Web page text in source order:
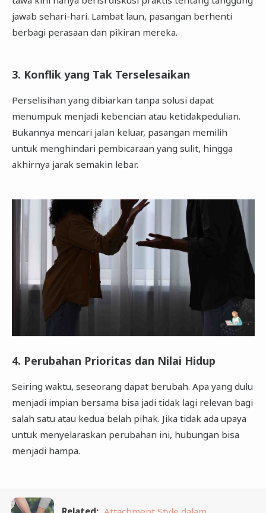
jawab sehari-hari. Lambat laun, pasangan berhenti
berbagi perasaan dan pikiran mereka.
3. Konflik yang Tak Terselesaikan
Perselisihan yang dibiarkan tanpa solusi dapat
menumpuk menjadi kebencian atau ketidakpedulian.
Bukannya mencari jalan keluar, pasangan memilih
untuk menghindari pembicaraan yang sulit, hingga
akhirnya jarak semakin lebar.
4. Perubahan Prioritas dan Nilai Hidup
Seiring waktu, seseorang dapat berubah. Apa yang dulu
menjadi impian bersama bisa jadi tidak lagi relevan bagi
salah satu atau kedua belah pihak. Jika tidak ada upaya
untuk menyelaraskan perubahan ini, hubungan bisa
menjadi hampa.